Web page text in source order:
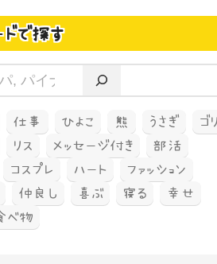
ドで探す
仕事 ひよこ 熊 うさぎ
ゴ
リス メッセージ付き
部活
コスプレ ハート
ファッション
仲良し 喜ぶ 寝る
幸せ
べ物